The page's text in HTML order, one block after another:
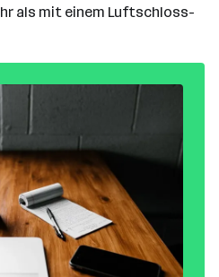
als mit einem Luftschloss-